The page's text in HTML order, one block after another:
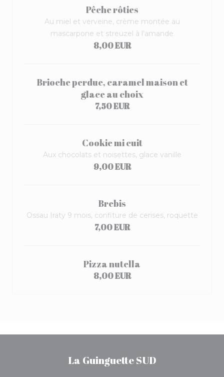
Pêche rôties
Au miel et verveine, crème montée au
mascarpone et streuzel à l’amande
8,00 EUR
Brioche perdue, caramel maison et
glace au choix
7,50 EUR
Cookie mi cuit
Aux chocolats et noisettes, glace vanille
9,00 EUR
Brebis
Ossau Iraty 9 mois, confiture de cerises, roquette
7,00 EUR
Pizza nutella
8,00 EUR
La Guinguette SUD